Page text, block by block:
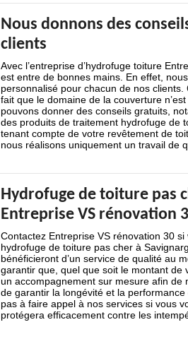
Nous donnons des
clients
Avec l’entreprise d’hydrofuge toiture
est entre de bonnes mains. En effet,
personnalisé pour chacun de nos
fait que le domaine de la couverture
pouvons donner des conseils gratuits,
des produits de traitement hydrofuge de
tenant compte de votre revêtement de
nous réalisons uniquement un travail de
Hydrofuge de toiture pas
Entreprise VS rénovation
Contactez Entreprise VS rénovation 30
hydrofuge de toiture pas cher à
bénéficieront d’un service de qualité au
garantir que, quel que soit le montant de
un accompagnement sur mesure afin de
de garantir la longévité et la
pas à faire appel à nos services si vous
protégera efficacement contre les